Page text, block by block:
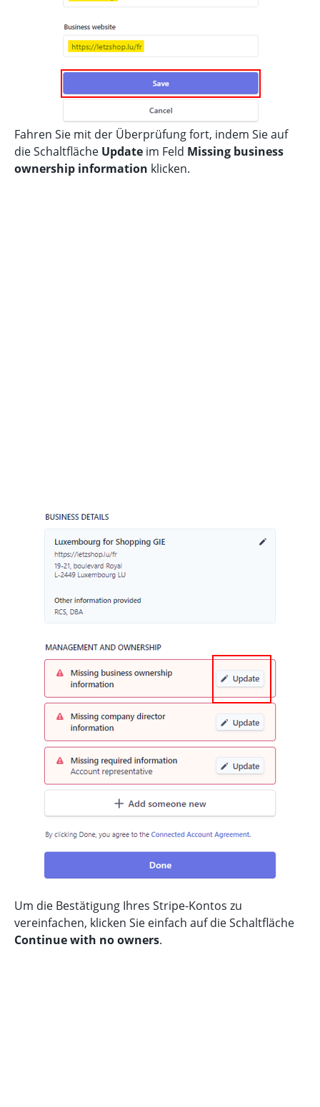
Fahren Sie mit der Überprüfung fort, indem Sie auf
die Schaltfläche Update im Feld Missing business
ownership information klicken.
Um die Bestätigung Ihres Stripe-Kontos zu
vereinfachen, klicken Sie einfach auf die Schaltfläche
Continue with no owners.